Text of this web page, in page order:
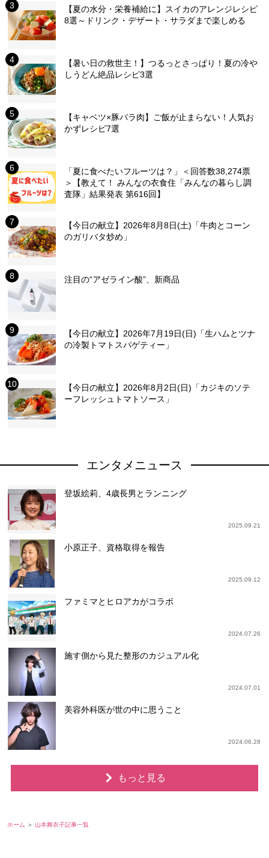
【夏の水分・栄養補給に】スイカのアレンジレシピ
8選～ドリンク・デザート・サラダまで楽しめる
【暑い日の救世主！】つるっとさっぱり！夏の冷や
しうどん絶品レシピ3選
【キャベツ×豚バラ肉】ご飯が止まらない！人気お
かずレシピ7選
「夏に食べたいフルーツは？」＜回答数38,274票
＞【教えて！ みんなの衣食住「みんなの暮らし調
査隊」結果発表 第616回】
【今日の献立】2026年8月8日(土)「牛肉とコーン
のガリバタ炒め」
注目の“アゼライン酸”、新商品
【今日の献立】2026年7月19日(日)「生ハムとツナ
の冷製トマトスパゲティー」
【今日の献立】2026年8月2日(日)「カジキのソテ
ーフレッシュトマトソース」
エンタメニュース
登坂絵莉、4歳長男とランニング
2025.09.21
小原正子、資格取得を報告
2025.09.12
ファミマとヒロアカがコラボ
2024.07.26
施す側から見た整形のカジュアル化
2024.07.01
美容外科医が世の中に思うこと
2024.06.28
もっと見る
ホーム 山本舞衣子記事一覧